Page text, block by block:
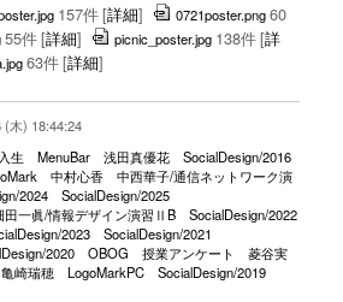
157件[詳細] 0721poster.png60
55件[詳細] picnic_poster.jpg 138件[詳
63件[詳細]
(木) 18:44:24
生 MenuBar 浅田真優花
SocialDesign/2016
中村心香
中西華子/通信ネットワーク演
2024
SocialDesign/2025
田一眞/情報デザイン演習ⅡB
SocialDesign/2022
2023
SocialDesign/2021
2020 OBOG 授業アンケート
菱谷実
亀崎瑞穂 LogoMarkPC
SocialDesign/2019